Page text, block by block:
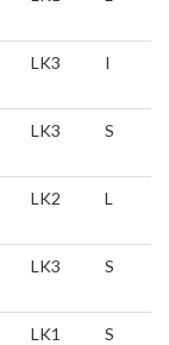
LK3 I
LK3 S
LK2 L
LK3 S
LK1 S